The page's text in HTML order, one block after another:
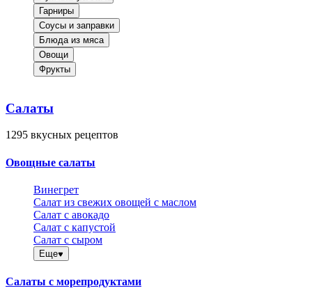
Гарниры
Соусы и заправки
Блюда из мяса
Овощи
Фрукты
Салаты
1295 вкусных рецептов
Овощные салаты
Винегрет
Салат из свежих овощей с маслом
Салат с авокадо
Салат с капустой
Салат с сыром
Еще
Салаты с морепродуктами